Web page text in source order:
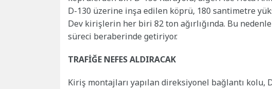
D-130 üzerine inşa edilen köprü, 180 santimetre
Dev kirişlerin her biri 82 ton ağırlığında. Bu
süreci beraberinde getiriyor.
TRAFİĞE NEFES ALDIRACAK
Kiriş montajları yapılan direksiyonel bağlantı kolu,